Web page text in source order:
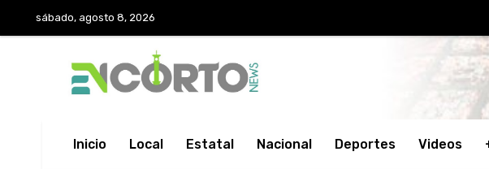
sábado, agosto 8, 2026
Inicio Local Estatal Nacional Deportes Videos